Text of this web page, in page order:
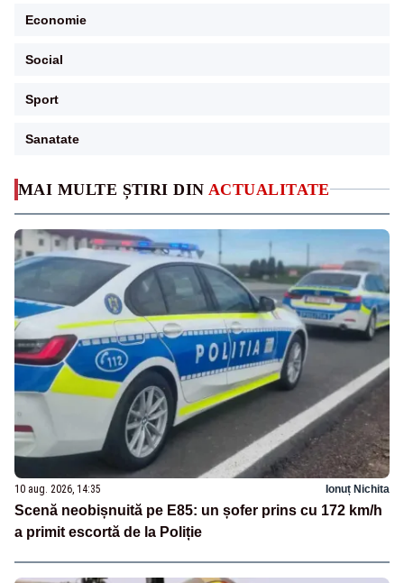
MAI MULTE ȘTIRI DIN ACTUALITATE
10 aug. 2026, 14:35 Ionuț Nichita
Scenă neobișnuită pe E85: un șofer prins cu 172 km/h
a primit escortă de la Poliție
Economie
Social
Sport
Sanatate